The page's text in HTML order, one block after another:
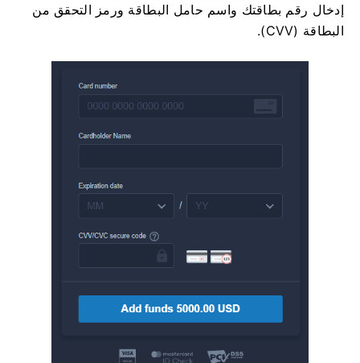
إدخال رقم بطاقتك واسم حامل البطاقة ورمز التحقق من
البطاقة (CVV).